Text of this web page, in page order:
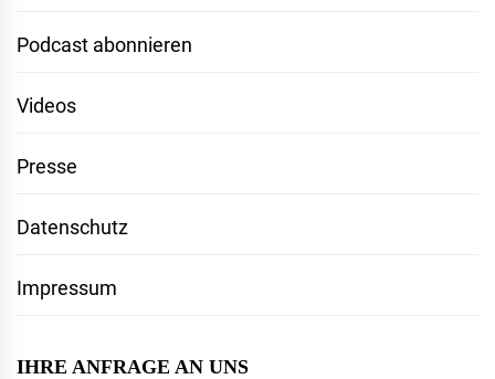
Podcast abonnieren
Videos
Presse
Datenschutz
Impressum
IHRE ANFRAGE AN UNS